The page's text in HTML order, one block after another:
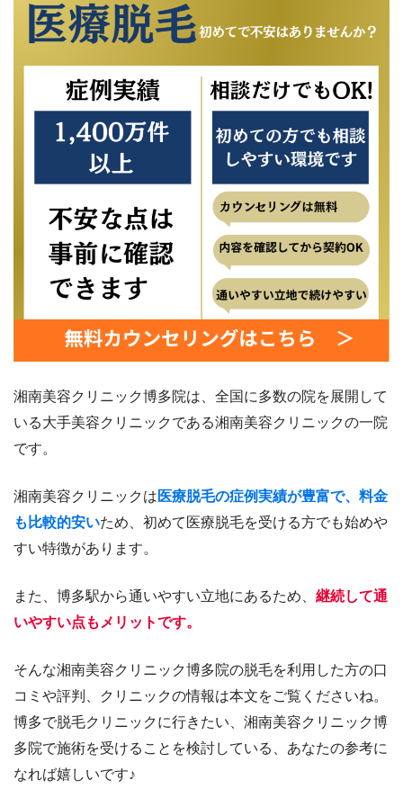
湘南美容クリニック博多院は、全国に多数の院を展開して
いる大手美容クリニックである湘南美容クリニックの一院
です。
湘南美容クリニックは 医療脱毛の症例実績が豊富で、料金
も比較的安いため、初めて医療脱毛を受ける方でも始めや
すい特徴があります。
また、博多駅から通いやすい立地にあるため、 継続して通
いやすい点もメリットです。
そんな湘南美容クリニック博多院の脱毛を利用した方の口
コミや評判、クリニックの情報は本文をご覧くださいね。
博多で脱毛クリニックに行きたい、湘南美容クリニック博
多院で施術を受けることを検討している、あなたの参考に
なれば嬉しいです♪